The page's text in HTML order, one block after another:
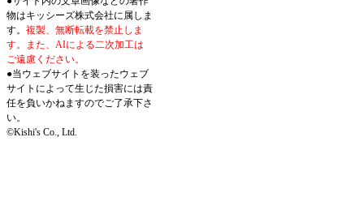
物はキッシーズ株式会社に属しま
す。 複製、無断転載を禁止しま
す。また、AIによる二次加工は
ご遠慮ください。
●当ウェブサイトを装ったウェブ
サイトによって生じた損害には責
任を負いかねますのでご了承下さ
い。
©Kishi's Co., Ltd.